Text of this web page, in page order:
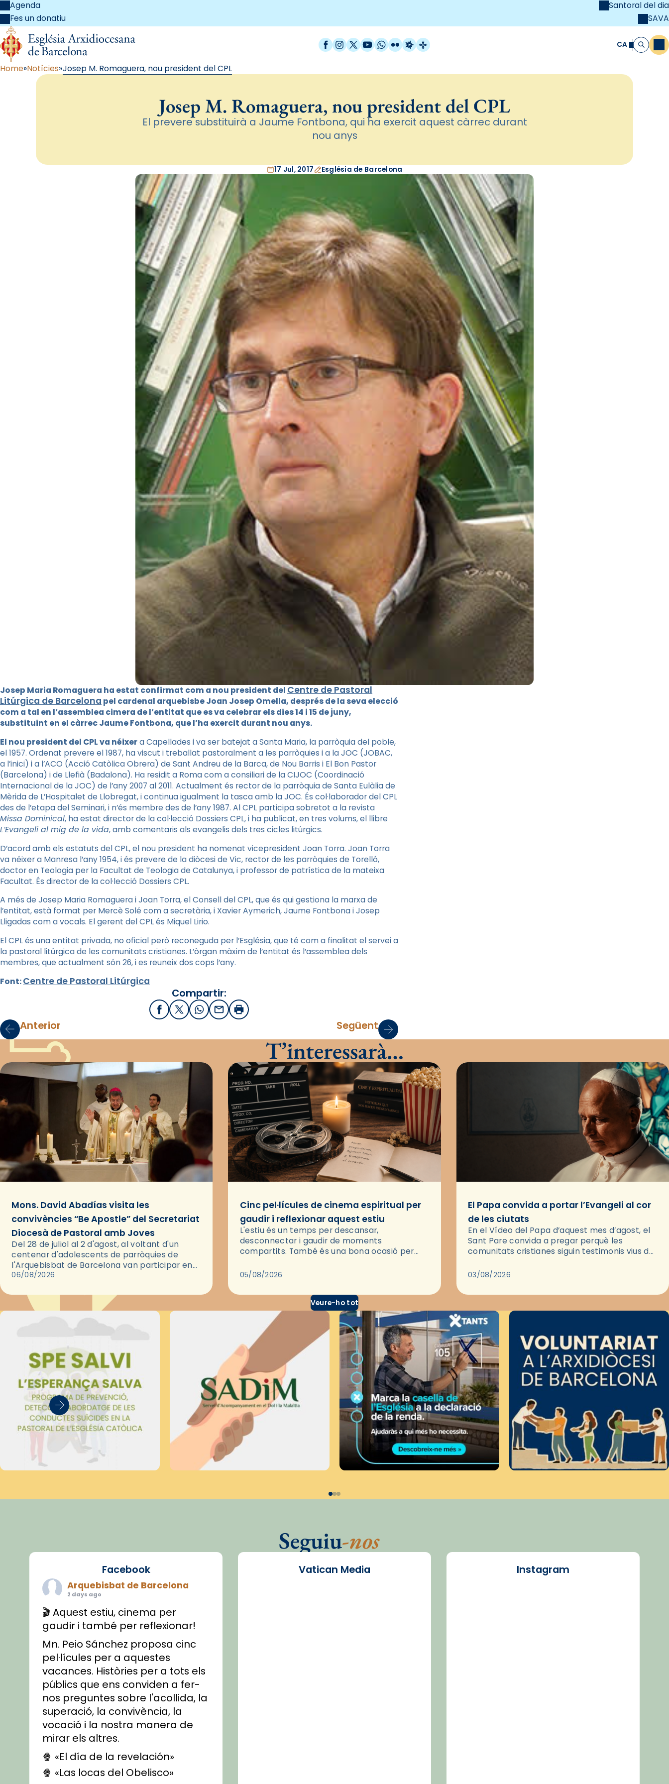
Agenda
Fes un donatiu
Santoral del dia
SAVA
Facebook
Instagram
X / Twitter
YouTube
WhatsApp
FlickrRadio Estel
Catalunya Cristiana CA Cerca
Home Notícies Josep M. Romaguera, nou president del CPL
Josep M. Romaguera, nou president del CPL
El prevere substituirà a Jaume Fontbona, qui ha exercit aquest càrrec durant
nou anys
17 Jul, 2017 Església de Barcelona
Josep Maria Romaguera ha estat confirmat com a nou president del Centre de Pastoral
Litúrgica de Barcelona pel cardenal arquebisbe Joan Josep Omella, després de la seva elecció
com a tal en l’assemblea cimera de l’entitat que es va celebrar els dies 14 i 15 de juny,
substituint en el càrrec Jaume Fontbona, que l’ha exercit durant nou anys.
El nou president del CPL va néixera Capellades i va ser batejat a Santa Maria, la parròquia del poble,
el 1957. Ordenat prevere el 1987, ha viscut i treballat pastoralment a les parròquies i a la JOC (JOBAC,
a l’inici) i a l’ACO (Acció Catòlica Obrera) de Sant Andreu de la Barca, de Nou Barris i El Bon Pastor
(Barcelona) i de Llefià (Badalona). Ha residit a Roma com a consiliari de la CIJOC (Coordinació
Internacional de la JOC) de l’any 2007 al 2011. Actualment és rector de la parròquia de Santa Eulàlia de
Mèrida de L’Hospitalet de Llobregat, i continua igualment la tasca amb la JOC. És col·laborador del CPL
des de l’etapa del Seminari, i n’és membre des de l’any 1987. Al CPL participa sobretot a la revista
Missa Dominical, ha estat director de la col·lecció Dossiers CPL, i ha publicat, en tres volums, el llibre
L’Evangeli al mig de la vida, amb comentaris als evangelis dels tres cicles litúrgics.
D’acord amb els estatuts del CPL, el nou president ha nomenat vicepresident Joan Torra. Joan Torra
va néixer a Manresa l’any 1954, i és prevere de la diòcesi de Vic, rector de les parròquies de Torelló,
doctor en Teologia per la Facultat de Teologia de Catalunya, i professor de patrística de la mateixa
Facultat. És director de la col·lecció Dossiers CPL.
A més de Josep Maria Romaguera i Joan Torra, el Consell del CPL, que és qui gestiona la marxa de
l’entitat, està format per Mercè Solé com a secretària, i Xavier Aymerich, Jaume Fontbona i Josep
Lligadas com a vocals. El gerent del CPL és Miquel Lirio.
El CPL és una entitat privada, no oficial però reconeguda per l’Església, que té com a finalitat el servei a
la pastoral litúrgica de les comunitats cristianes. L’òrgan màxim de l’entitat és l’assemblea dels
membres, que actualment són 26, i es reuneix dos cops l’any.
Font:Centre de Pastoral Litúrgica
Compartir:
FacebookX / Twitter
WhatsApp
EmailImprimir
Anterior Següent
T’interessarà…
Mons. David Abadías visita les
convivències “Be Apostle” del Secretariat
Diocesà de Pastoral amb Joves
Del 28 de juliol al 2 d'agost, al voltant d'un
centenar d'adolescents de parròquies de
l'Arquebisbat de Barcelona van participar en
les convivències Be Apostle, organitzades pel
06/08/2026
Cinc pel·lícules de cinema espiritual per
gaudir i reflexionar aquest estiu
L'estiu és un temps per descansar,
desconnectar i gaudir de moments
compartits. També és una bona ocasió per
través del cinema, reflexionar sobre les…
05/08/2026
El Papa convida a portar l’Evangeli al cor
de les ciutats
En el Vídeo del Papa d’aquest mes d’agost, el
Sant Pare convida a pregar perquè les
comunitats cristianes siguin testimonis vius de
pregària, el…
03/08/2026
Veure-ho tot
Seguiu-nos
Facebook
Arquebisbat de Barcelona
2 days ago
🎬 Aquest estiu, cinema per
gaudir i també per reflexionar!
Mn. Peio Sánchez proposa cinc
pel·lícules per a aquestes
vacances. Històries per a tots els
públics que ens conviden a fer-
nos preguntes sobre l'acollida, la
superació, la convivència, la
vocació i la nostra manera de
mirar els altres.
🍿 «El día de la revelación»
🍿 «Las locas del Obelisco»
Vatican Media Instagram